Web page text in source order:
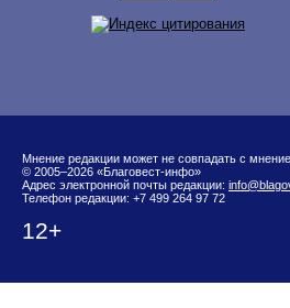
Мнение редакции может не совпадать с
© 2005–2026 «Благовест-инфо»
Адрес электронной почты редакции:
Телефон редакции: +7 499 264 97 72
12+